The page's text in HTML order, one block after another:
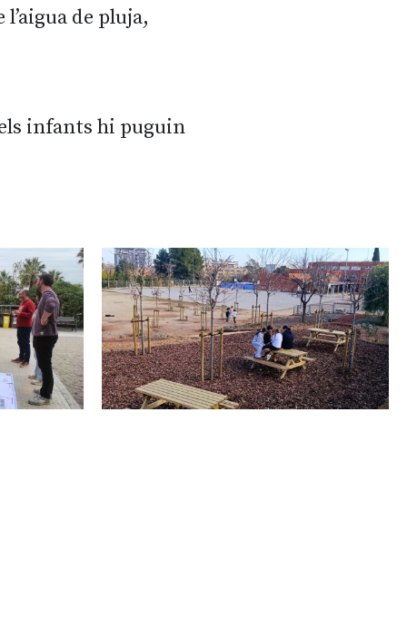
de pluja,
infants hi puguin